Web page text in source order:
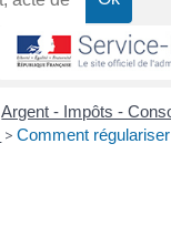
Argent - Impôts -
> Comment